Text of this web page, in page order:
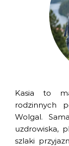
Kasia to
rodzinnych
Wolgal.
uzdrowiska,
szlaki